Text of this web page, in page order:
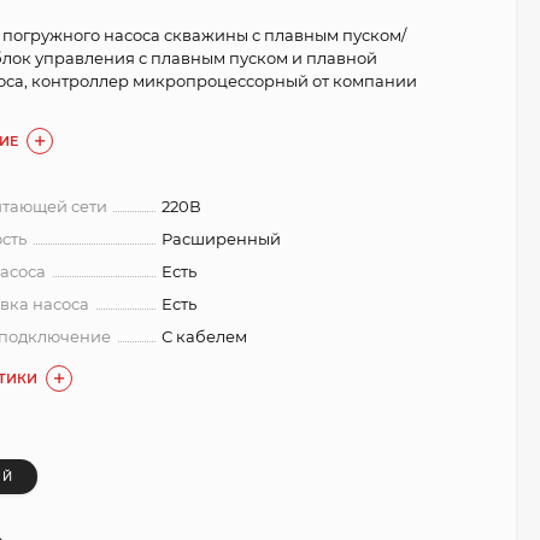
насоса скважины с плавным пуском/
управления с плавным пуском и плавной
контроллер микропроцессорный от компании
сети
220В
Расширенный
Есть
насоса
Есть
С кабелем